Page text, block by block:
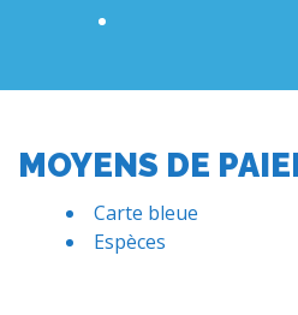
MOYENS DE
Carte bleue
Espèces